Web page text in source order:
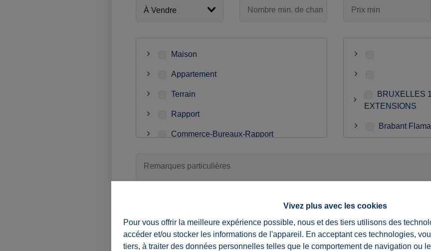
Vivez plus avec les cookies
Pour vous offrir la meilleure expérience possible, nous et des tiers utilisons des
accéder et/ou stocker les informations de l'appareil. En acceptant ces technologies,
tiers, à traiter des données personnelles telles que le comportement de navigation ou
Maison
Appartement
Terrain
Rapport
Commerce-Bureaux-Rapport
BRUXELLES
EXTENSIONS
Brabant
Waals-Brabant
Je souhaite être tenu informé des offres.
En soumettant ce formulaire, vous acceptez notre déclaration de confidentialité .